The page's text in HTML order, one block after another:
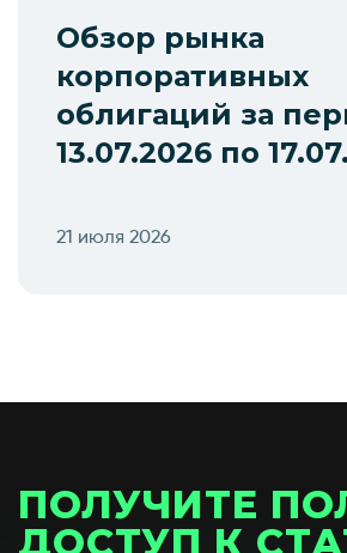
Обзор рынка
корпоративных
облигаций за
13.07.2026 по
21 июля 2026
ПОЛУЧИТЕ
ДОСТУП К